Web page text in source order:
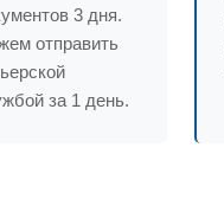
3 дня.
отправить
за 1 день.